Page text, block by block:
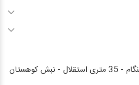
تهران - رسالت - خیابان هنگام - 35 متری استقلال - نبش کوهستان